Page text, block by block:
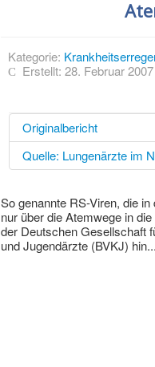
Kategorie:
Erstellt: 28. Februar 2007
Originalbericht
Quelle: Lungenärzte im
So genannte RS-Viren, die
nur über die Atemwege in
der Deutschen Gesellschaft
und Jugendärzte (BVKJ) hin...